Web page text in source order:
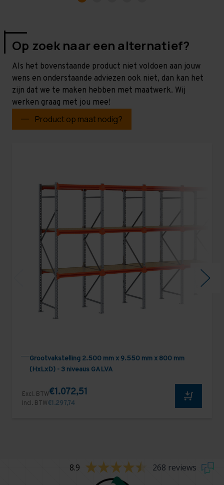
Op zoek naar een alternatief?
Als het bovenstaande product niet voldoen aan jouw
wens en onderstaande adviezen ook niet, dan kan het
zijn dat we te maken hebben met maatwerk. Wij
werken graag met jou mee!
Product op maat nodig?
Grootvakstelling 2.500 mm x 9.550 mm x 800 mm
(HxLxD) - 3 niveaus GALVA
Excl. BTW€1.072,51
Incl. BTW€1.297,74
8.9 268 reviews